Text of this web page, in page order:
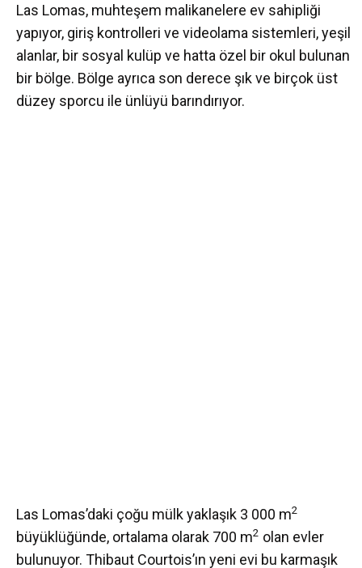
Las Lomas, muhteşem malikanelere ev sahipliği
yapıyor, giriş kontrolleri ve videolama sistemleri, yeşil
alanlar, bir sosyal kulüp ve hatta özel bir okul bulunan
bir bölge. Bölge ayrıca son derece şık ve birçok üst
düzey sporcu ile ünlüyü barındırıyor.
Las Lomas’daki çoğu mülk yaklaşık 3 000 m2
büyüklüğünde, ortalama olarak 700 m2 olan evler
bulunuyor. Thibaut Courtois’ın yeni evi bu karmaşık